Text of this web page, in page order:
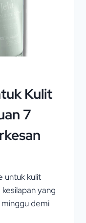
Kulit
7
untuk kulit
yang
minggu demi